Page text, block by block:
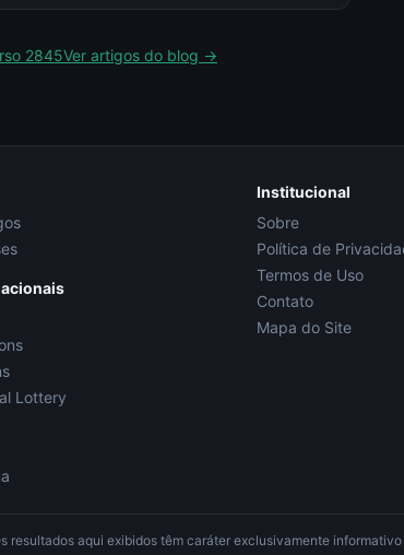
2845Ver artigos do blog →
Lottery
Institucional
Sobre
Política de
Termos de Uso
Contato
Mapa do Site
aqui exibidos têm caráter exclusivamente